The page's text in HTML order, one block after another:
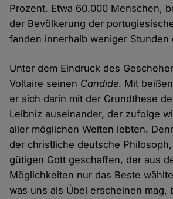
Prozent. Etwa 60.000 Menschen,
der Bevölkerung der
fanden innerhalb weniger Stunden
Unter dem Eindruck des
Voltaire seinen Candide. Mit
er sich darin mit der Grundthese
Leibniz auseinander, der zufolge
aller möglichen Welten lebten.
der christliche deutsche
gütigen Gott geschaffen, der aus
Möglichkeiten nur das Beste
was uns als Übel erscheinen mag,